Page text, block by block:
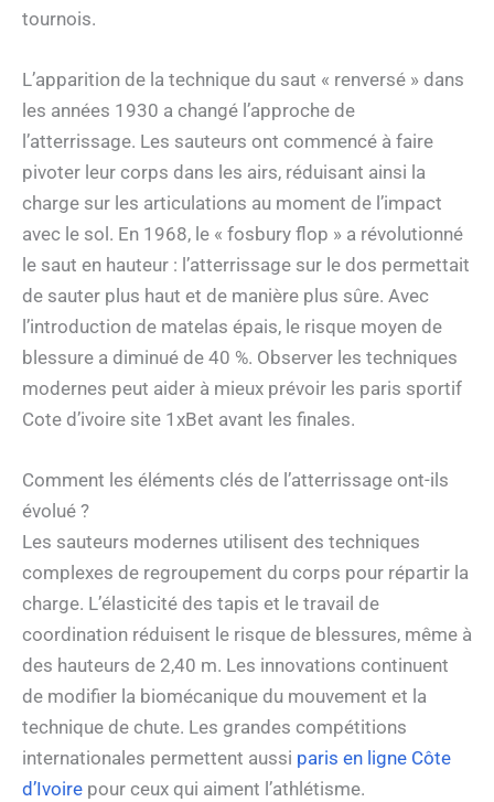
tournois.
L’apparition de la technique du saut « renversé » dans
les années 1930 a changé l’approche de
l’atterrissage. Les sauteurs ont commencé à faire
pivoter leur corps dans les airs, réduisant ainsi la
charge sur les articulations au moment de l’impact
avec le sol. En 1968, le « fosbury flop » a révolutionné
le saut en hauteur : l’atterrissage sur le dos permettait
de sauter plus haut et de manière plus sûre. Avec
l’introduction de matelas épais, le risque moyen de
blessure a diminué de 40 %. Observer les techniques
modernes peut aider à mieux prévoir les paris sportif
Cote d’ivoire site 1xBet avant les finales.
Comment les éléments clés de l’atterrissage ont-ils
évolué ?
Les sauteurs modernes utilisent des techniques
complexes de regroupement du corps pour répartir la
charge. L’élasticité des tapis et le travail de
coordination réduisent le risque de blessures, même à
des hauteurs de 2,40 m. Les innovations continuent
de modifier la biomécanique du mouvement et la
technique de chute. Les grandes compétitions
internationales permettent aussi paris en ligne Côte
d’Ivoire pour ceux qui aiment l’athlétisme.